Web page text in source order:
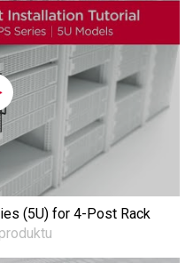
(5U) for 4-Post Rack